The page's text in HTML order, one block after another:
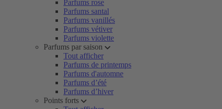
Parfums rose
Parfums santal
Parfums vanillés
Parfums vétiver
Parfums violette
Parfums par saison
Tout afficher
Parfums de printemps
Parfums d'automne
Parfums d’été
Parfums d’hiver
Points forts